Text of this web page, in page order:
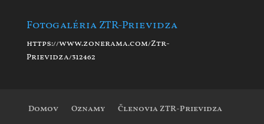
Fotogaléria ZTR-Prievidza
https://www.zonerama.com/Ztr-
Prievidza/312462
Domov Oznamy
Členovia ZTR-Prievidza